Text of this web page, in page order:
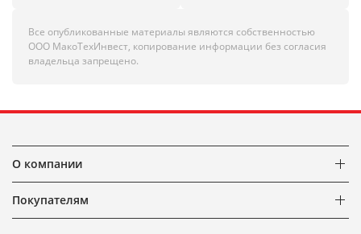
Все опубликованные материалы являются собственностью
ООО МакоТехИнвест, копирование информации без согласия
владельца запрещено.
О компании
Покупателям